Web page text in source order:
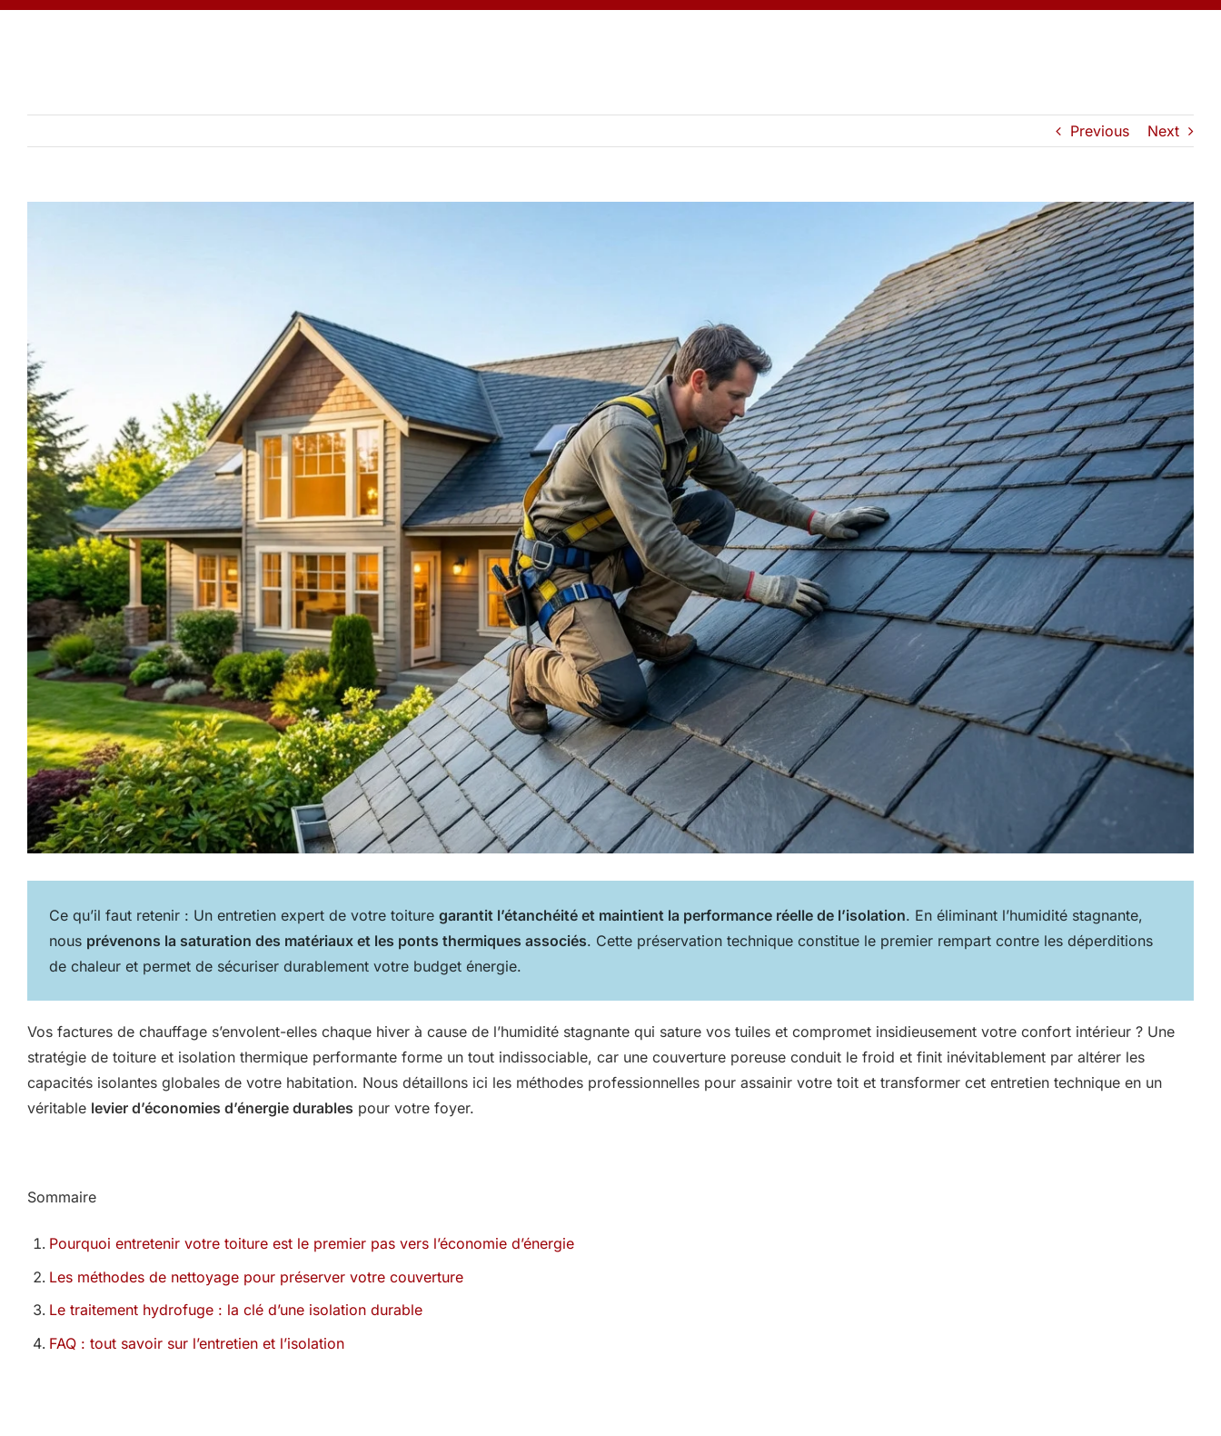
Previous Next
Ce qu’il faut retenir : Un entretien expert de votre toiture garantit l’étanchéité et maintient la performance réelle de l’isolation. En éliminant l’humidité stagnante,
nous prévenons la saturation des matériaux et les ponts thermiques associés. Cette préservation technique constitue le premier rempart contre les déperditions
de chaleur et permet de sécuriser durablement votre budget énergie.
Vos factures de chauffage s’envolent-elles chaque hiver à cause de l’humidité stagnante qui sature vos tuiles et compromet insidieusement votre confort intérieur ? Une
stratégie de toiture et isolation thermique performante forme un tout indissociable, car une couverture poreuse conduit le froid et finit inévitablement par altérer les
capacités isolantes globales de votre habitation. Nous détaillons ici les méthodes professionnelles pour assainir votre toit et transformer cet entretien technique en un
véritable levier d’économies d’énergie durables pour votre foyer.
Sommaire
Pourquoi entretenir votre toiture est le premier pas vers l’économie d’énergie
Les méthodes de nettoyage pour préserver votre couverture
Le traitement hydrofuge : la clé d’une isolation durable
FAQ : tout savoir sur l’entretien et l’isolation